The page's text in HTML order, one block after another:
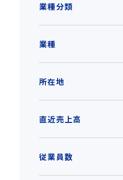
業種分類
業種
所在地
直近売上高
従業員数